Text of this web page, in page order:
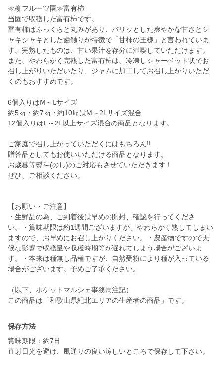
≪柳フルーツ園≫富有柿
当園で収穫した富有柿です。
富有柿はふっくらと丸みがあり、パリッとした爽やかな甘さとシ
ャキシャキとした歯触りが特徴で「甘柿の王様」と言われていま
す。完熟したものは、甘い果汁を存分に満喫していただけます。
また、やわらかく完熟した富有柿は、冷凍しシャーベット状でお
召し上がりいただいたり、ジャムに加工してお召し上がりいただ
くのもおすすめです。
6個入りはⅯ～Ⅼサイズ
約5㎏・約7㎏・約10㎏はM～2Lサイズ混合
12個入りはL～2L以上サイズ混合の商品となります。
ご家庭で召し上がっていただくにはもちろん‼
贈答品としてもお使いいただける商品となります。
お歳暮等熨斗(のし)のご対応もさせていただきます！
ぜひ、ご相談ください。
【お願い・ご注意】
・生鮮品の為、ご到着後は早めの開封、確認を行ってくださ
い。・賞味期限は約1週間ございますが、やわらかく熟してしまい
ますので、お早めにお召し上がりください。・農産物ですので天
候な影響で収穫量や収穫時期等が遅れてしまう場合がございま
す。・本来は種無し品種ですが、自然受粉により種が入っている
場合がございます。予めご了承ください。
（以下、ポケットマルシェ事務局注記）
この商品は「和歌山県紀北エリアの生産者の商品」です。
保存方法
賞味期限：約7日
直射日光を避け、風通りの良い涼しいところで保存して下さい。